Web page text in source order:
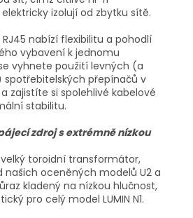
izolují od zbytku sítě.
nabízí flexibilitu a pohodlí
vybavení k jednomu
vyhnete použití levných (a
spotřebitelských přepínačů v
zajistíte si spolehlivé kabelové
stabilitu.
zdroj s extrémně nízkou
toroidní transformátor,
našich oceněných modelů U2 a
kladený na nízkou hlučnost,
pro celý model LUMIN N1.